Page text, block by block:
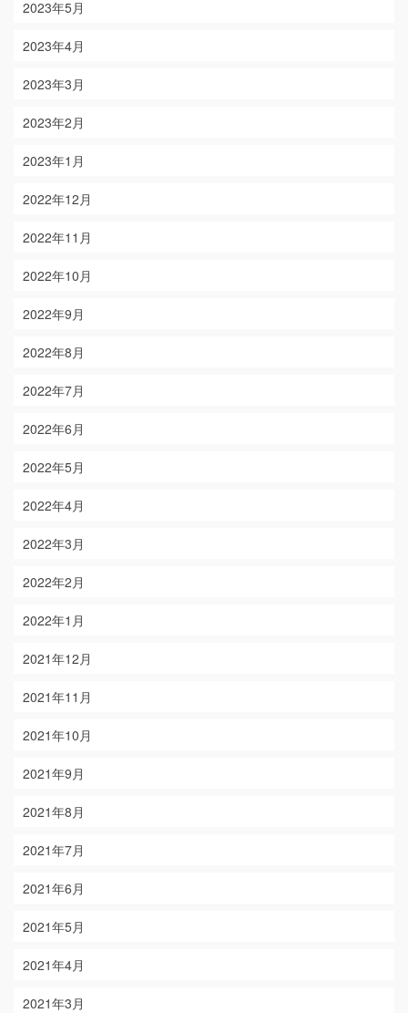
2023年5月
2023年4月
2023年3月
2023年2月
2023年1月
2022年12月
2022年11月
2022年10月
2022年9月
2022年8月
2022年7月
2022年6月
2022年5月
2022年4月
2022年3月
2022年2月
2022年1月
2021年12月
2021年11月
2021年10月
2021年9月
2021年8月
2021年7月
2021年6月
2021年5月
2021年4月
2021年3月